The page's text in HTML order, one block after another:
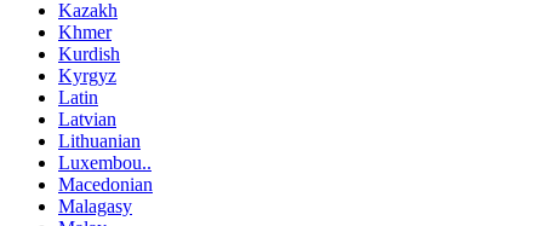
Kazakh
Khmer
Kurdish
Kyrgyz
Latin
Latvian
Lithuanian
Luxembou..
Macedonian
Malagasy